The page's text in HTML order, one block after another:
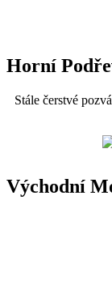
Horní
Stále čerstvé
Východní